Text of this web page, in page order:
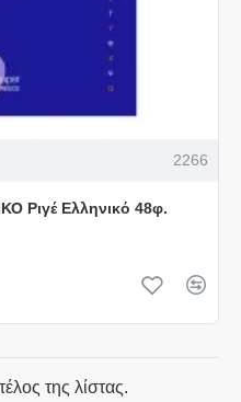
2266
Ριγέ Ελληνικό 48φ.
της λίστας.